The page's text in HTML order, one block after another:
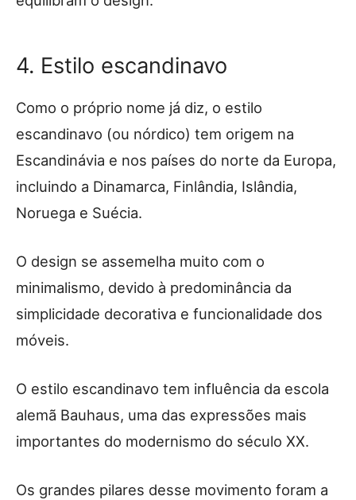
4. Estilo escandinavo
Como o próprio nome já diz, o estilo
escandinavo (ou nórdico) tem origem na
Escandinávia e nos países do norte da Europa,
incluindo a Dinamarca, Finlândia, Islândia,
Noruega e Suécia.
O design se assemelha muito com o
minimalismo, devido à predominância da
simplicidade decorativa e funcionalidade dos
móveis.
O estilo escandinavo tem influência da escola
alemã Bauhaus, uma das expressões mais
importantes do modernismo do século XX.
Os grandes pilares desse movimento foram a